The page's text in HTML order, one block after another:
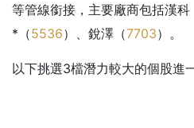
等管線銜接，主要廠商包括漢科
*（5536）、銳澤（7703）。
以下挑選3檔潛力較大的個股進